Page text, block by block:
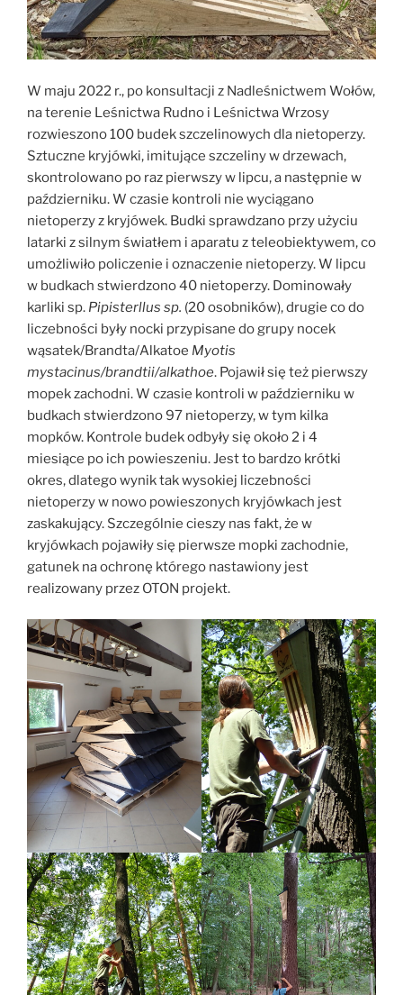
W maju 2022 r., po konsultacji z Nadleśnictwem Wołów,
na terenie Leśnictwa Rudno i Leśnictwa Wrzosy
rozwieszono 100 budek szczelinowych dla nietoperzy.
Sztuczne kryjówki, imitujące szczeliny w drzewach,
skontrolowano po raz pierwszy w lipcu, a następnie w
październiku. W czasie kontroli nie wyciągano
nietoperzy z kryjówek. Budki sprawdzano przy użyciu
latarki z silnym światłem i aparatu z teleobiektywem, co
umożliwiło policzenie i oznaczenie nietoperzy. W lipcu
w budkach stwierdzono 40 nietoperzy. Dominowały
karliki sp. Pipisterllus sp. (20 osobników), drugie co do
liczebności były nocki przypisane do grupy nocek
wąsatek/Brandta/Alkatoe Myotis
mystacinus/brandtii/alkathoe. Pojawił się też pierwszy
mopek zachodni. W czasie kontroli w październiku w
budkach stwierdzono 97 nietoperzy, w tym kilka
mopków. Kontrole budek odbyły się około 2 i 4
miesiące po ich powieszeniu. Jest to bardzo krótki
okres, dlatego wynik tak wysokiej liczebności
nietoperzy w nowo powieszonych kryjówkach jest
zaskakujący. Szczególnie cieszy nas fakt, że w
kryjówkach pojawiły się pierwsze mopki zachodnie,
gatunek na ochronę którego nastawiony jest
realizowany przez OTON projekt.